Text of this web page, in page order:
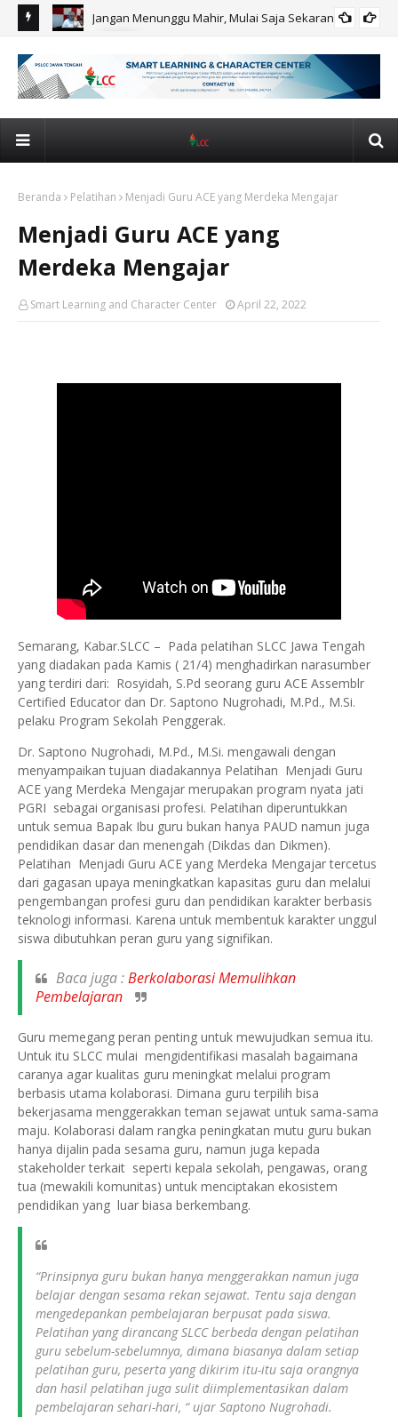
Jangan Menunggu Mahir, Mulai Saja Sekarang!
Beranda Pelatihan Menjadi Guru ACE yang Merdeka Mengajar
Menjadi Guru ACE yang
Merdeka Mengajar
Smart Learning and Character Center April 22, 2022
Semarang, Kabar.SLCC – Pada pelatihan SLCC Jawa Tengah
yang diadakan pada Kamis ( 21/4) menghadirkan narasumber
yang terdiri dari: Rosyidah, S.Pd seorang guru ACE Assemblr
Certified Educator dan Dr. Saptono Nugrohadi, M.Pd., M.Si.
pelaku Program Sekolah Penggerak.
Dr. Saptono Nugrohadi, M.Pd., M.Si. mengawali dengan
menyampaikan tujuan diadakannya Pelatihan Menjadi Guru
ACE yang Merdeka Mengajar merupakan program nyata jati
PGRI sebagai organisasi profesi. Pelatihan diperuntukkan
untuk semua Bapak Ibu guru bukan hanya PAUD namun juga
pendidikan dasar dan menengah (Dikdas dan Dikmen).
Pelatihan Menjadi Guru ACE yang Merdeka Mengajar tercetus
dari gagasan upaya meningkatkan kapasitas guru dan melalui
pengembangan profesi guru dan pendidikan karakter berbasis
teknologi informasi. Karena untuk membentuk karakter unggul
siswa dibutuhkan peran guru yang signifikan.
Baca juga :Berkolaborasi Memulihkan
Pembelajaran
Guru memegang peran penting untuk mewujudkan semua itu.
Untuk itu SLCC mulai mengidentifikasi masalah bagaimana
caranya agar kualitas guru meningkat melalui program
berbasis utama kolaborasi. Dimana guru terpilih bisa
bekerjasama menggerakkan teman sejawat untuk sama-sama
maju. Kolaborasi dalam rangka peningkatan mutu guru bukan
hanya dijalin pada sesama guru, namun juga kepada
stakeholder terkait seperti kepala sekolah, pengawas, orang
tua (mewakili komunitas) untuk menciptakan ekosistem
pendidikan yang luar biasa berkembang.
“Prinsipnya guru bukan hanya menggerakkan namun juga
belajar dengan sesama rekan sejawat. Tentu saja dengan
mengedepankan pembelajaran berpusat pada siswa.
Pelatihan yang dirancang SLCC berbeda dengan pelatihan
guru sebelum-sebelumnya, dimana biasanya dalam setiap
pelatihan guru, peserta yang dikirim itu-itu saja orangnya
dan hasil pelatihan juga sulit diimplementasikan dalam
pembelajaran sehari-hari, “ ujar Saptono Nugrohadi.